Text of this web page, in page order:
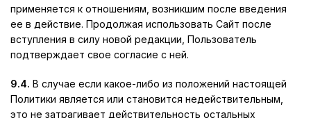
применяется к отношениям, возникшим после введения
ее в действие. Продолжая использовать Сайт после
вступления в силу новой редакции, Пользователь
подтверждает свое согласие с ней.
9.4. В случае если какое-либо из положений настоящей
Политики является или становится недействительным,
это не затрагивает действительность остальных